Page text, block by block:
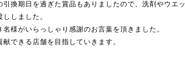
換期日を過ぎた賞品もありましたので、洗剤やウエッ
しました。
様がいらっしゃり感謝のお言葉を頂きました。
できる店舗を目指していきます。